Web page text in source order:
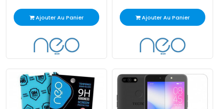
Ajouter Au Panier Ajouter Au Panier